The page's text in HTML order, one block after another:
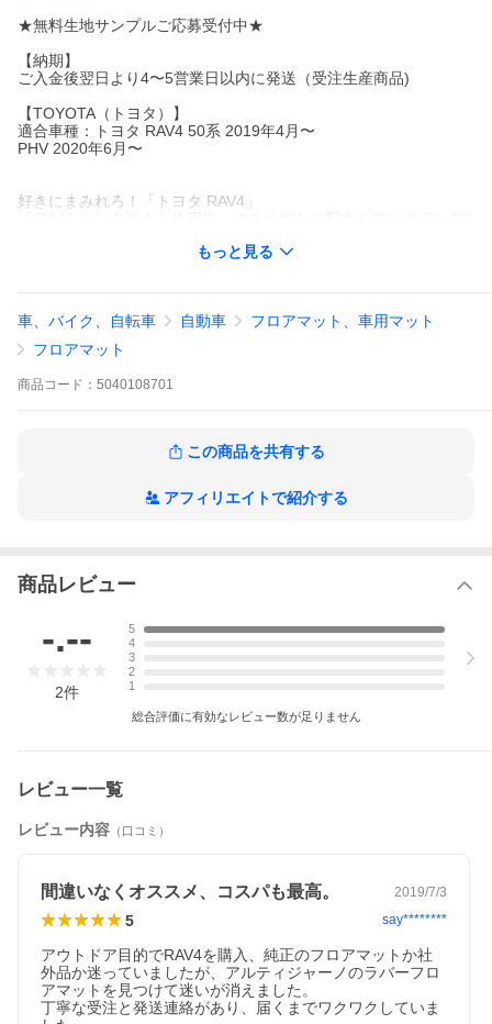
★無料生地サンプルご応募受付中★
【納期】
ご入金後翌日より4〜5営業日以内に発送（受注生産商品)
【TOYOTA（トヨタ）】
適合車種：トヨタ RAV4 50系 2019年4月〜
PHV 2020年6月〜
好きにまみれろ！「トヨタ RAV4」
クロスオーバーSUVを力強く牽引する「RAV4」ブランドの最上級
す。
●運転席の形状はフットレストカバーの有無をご選択下さい。
●運転席マットは、床面固定留め具に対応しております。
●ラゲッジボード開閉用のストラップを通す、スリット加工を施し
※弊社では無料生地サンプルもご用意しておりますので是非お問
適合グレード
・X 4WD/2WD
・GWD 4WD
2.5L ハイブリッド車
・HYBRID G 4WD/2WD E-Four
・HYBRID X E-Four/2WD
PHV (2020年6月〜)
・G
・G“Z ”
もっと見る
車、バイク、自転車 自動車
フロアマット、車用マット
フロアマット
商品 コード： 5040108701
この商品を共有する
アフィリエイトで紹介する
商品レビュー
-.--
2件
5
4
3
2
1
総合評価に有効なレビュー数が足りません
レビュー一覧
レビュー内容 （口コミ）
間違いなくオススメ、コスパも最高。 2019/7/3
5 say********
アウトドア目的でRAV4を購入、純正のフロアマットか社
外品か迷っていましたが、アルティジャーノのラバーフロ
アマットを見つけて迷いが消えました。
丁寧な受注と発送連絡があり、届くまでワクワクしていま